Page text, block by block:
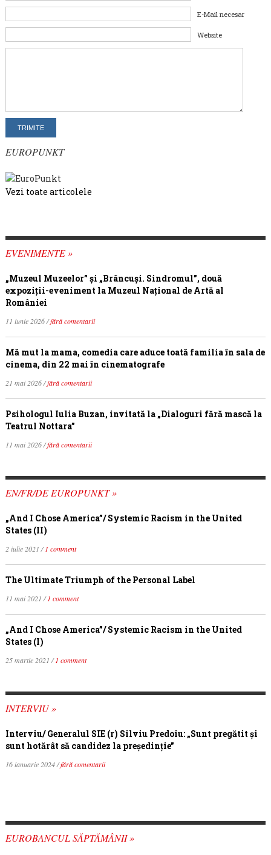
E-Mail necesar
Website
EUROPUNKT
Vezi toate articolele
EVENIMENTE »
„Muzeul Muzeelor” și „Brâncuși. Sindromul”, două
expoziții-eveniment la Muzeul Național de Artă al
României
11 iunie 2026 /fără comentarii
Mă mut la mama, comedia care aduce toată familia în sala de
cinema, din 22 mai în cinematografe
21 mai 2026 /fără comentarii
Psihologul Iulia Buzan, invitată la „Dialoguri fără mască la
Teatrul Nottara”
11 mai 2026 /fără comentarii
EN/FR/DE EUROPUNKT »
„And I Chose America”/ Systemic Racism in the United
States (II)
2 iulie 2021 /1 comment
The Ultimate Triumph of the Personal Label
11 mai 2021 /1 comment
„And I Chose America”/ Systemic Racism in the United
States (I)
25 martie 2021 /1 comment
INTERVIU »
Interviu/ Generalul SIE (r) Silviu Predoiu: „Sunt pregătit și
sunt hotărât să candidez la președinție”
16 ianuarie 2024 /fără comentarii
EUROBANCUL SĂPTĂMÂNII »